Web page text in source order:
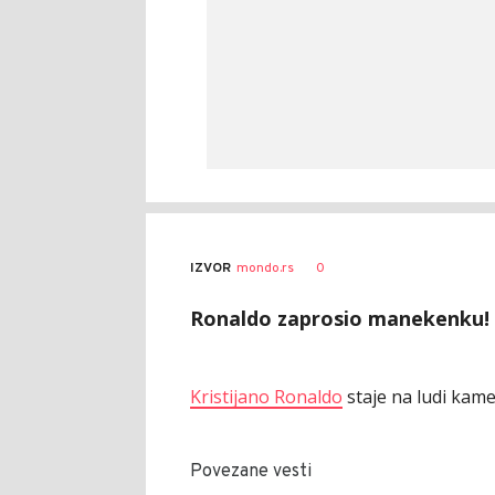
IZVOR mondo.rs 0
Ronaldo zaprosio manekenku!
Kristijano Ronaldo staje na ludi
Povezane vesti